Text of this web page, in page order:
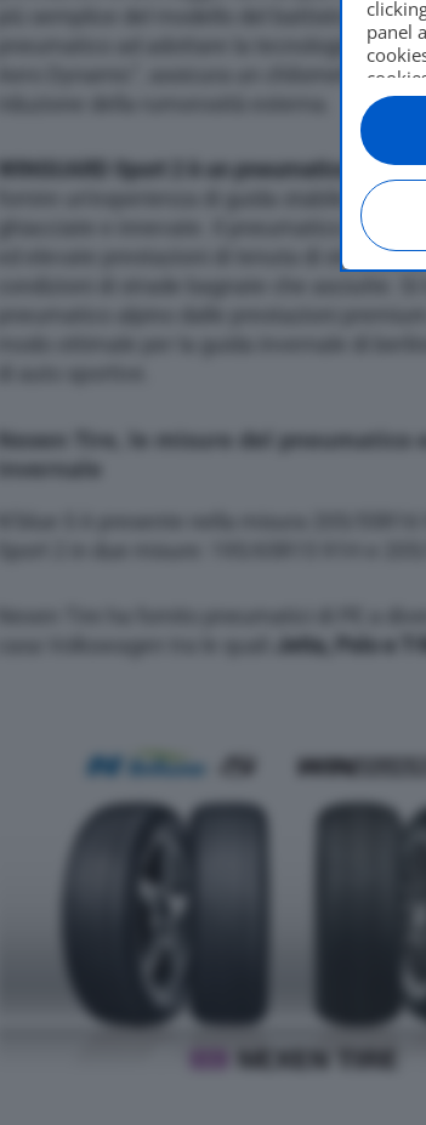
più semplice del modello del battistrada.
pneumatico ad adottare la tecnologia
Aero Dynamic”, assicura un chilometraggio
WINGUARD Sport 2 è un pneumatico
fornire un’esperienza di guida stabile anche
ghiacciate e innevate. Il pneumatico offre
ed elevate prestazioni di tenuta di strada e
Nexen Tire, le misure del pneumatico
invernale
panel
also
their
site,